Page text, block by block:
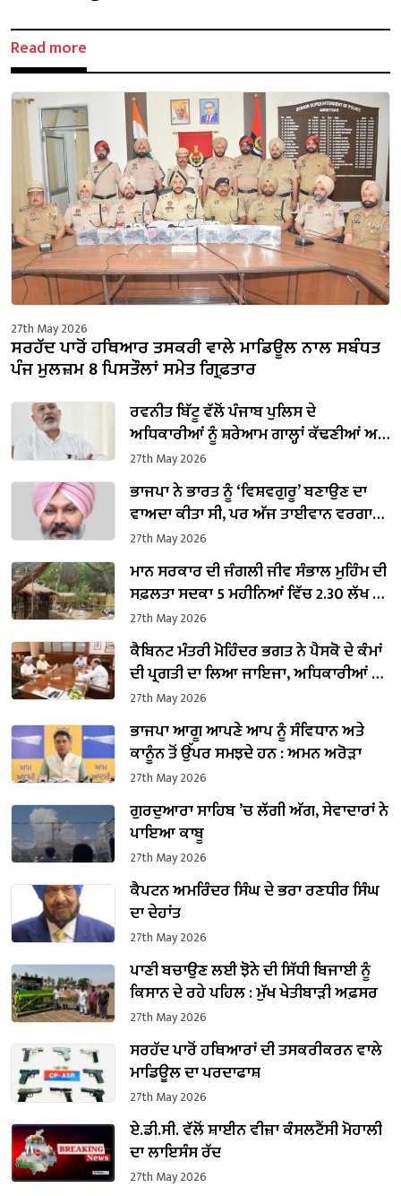
Read more
27th May 2026
ਸਰਹੱਦ ਪਾਰੋਂ ਹਥਿਆਰ ਤਸਕਰੀ ਵਾਲੇ ਮਾਡਿਊਲ ਨਾਲ ਸਬੰਧਤ
ਪੰਜ ਮੁਲਜ਼ਮ 8 ਪਿਸਤੌਲਾਂ ਸਮੇਤ ਗ੍ਰਿਫ਼ਤਾਰ
ਰਵਨੀਤ ਬਿੱਟੂ ਵੱਲੋਂ ਪੰਜਾਬ ਪੁਲਿਸ ਦੇ
ਅਧਿਕਾਰੀਆਂ ਨੂੰ ਸ਼ਰੇਆਮ ਗਾਲ੍ਹਾਂ ਕੱਢਣੀਆਂ ਅਤੇ
ਇੱਕ ਮਹਿਲਾ ਐਸਐਸਪੀ ਨੂੰ ਧਮਕਾਉਣਾ ਬੇਹੱਦ
ਨਿੰਦਣਯੋਗ : ਬਲਤੇਜ ਪੰਨੂ
27th May 2026
ਭਾਜਪਾ ਨੇ ਭਾਰਤ ਨੂੰ ‘ਵਿਸ਼ਵਗੁਰੂ’ ਬਣਾਉਣ ਦਾ
ਵਾਅਦਾ ਕੀਤਾ ਸੀ, ਪਰ ਅੱਜ ਤਾਈਵਾਨ ਵਰਗਾ
ਛੋਟਾ ਜਿਹਾ ਦੇਸ਼ ਨੂੰ ਪਿੱਛੇ ਛੱਡ ਗਿਆ ਹੈ : ਚੀਮਾ
27th May 2026
ਮਾਨ ਸਰਕਾਰ ਦੀ ਜੰਗਲੀ ਜੀਵ ਸੰਭਾਲ ਮੁਹਿੰਮ ਦੀ
ਸਫ਼ਲਤਾ ਸਦਕਾ 5 ਮਹੀਨਿਆਂ ਵਿੱਚ 2.30 ਲੱਖ ਤੋਂ
ਵੱਧ ਸੈਲਾਨੀ ਛੱਤਬੀੜ ਚਿੜੀਆਘਰ ਪਹੁੰਚੇ:
ਕਟਾਰੂਚੱਕ
27th May 2026
ਕੈਬਿਨਟ ਮੰਤਰੀ ਮੋਹਿੰਦਰ ਭਗਤ ਨੇ ਪੈਸਕੋ ਦੇ ਕੰਮਾਂ
ਦੀ ਪ੍ਰਗਤੀ ਦਾ ਲਿਆ ਜਾਇਜਾ, ਅਧਿਕਾਰੀਆਂ ਨੂੰ
ਸਾਬਕਾ ਸੈਨਿਕਾਂ ਲਈ ਰੁਜ਼ਗਾਰ ਦੇ ਬਿਹਤਰ ਮੌਕੇ
ਪ੍ਰਦਾਨ ਕਰਨ ਦੇ ਦਿੱਤੇ ਨਿਰਦੇਸ਼
27th May 2026
ਭਾਜਪਾ ਆਗੂ ਆਪਣੇ ਆਪ ਨੂੰ ਸੰਵਿਧਾਨ ਅਤੇ
ਕਾਨੂੰਨ ਤੋਂ ਉੱਪਰ ਸਮਝਦੇ ਹਨ : ਅਮਨ ਅਰੋੜਾ
27th May 2026
ਗੁਰਦੁਆਰਾ ਸਾਹਿਬ ’ਚ ਲੱਗੀ ਅੱਗ, ਸੇਵਾਦਾਰਾਂ ਨੇ
ਪਾਇਆ ਕਾਬੂ
27th May 2026
ਕੈਪਟਨ ਅਮਰਿੰਦਰ ਸਿੰਘ ਦੇ ਭਰਾ ਰਣਧੀਰ ਸਿੰਘ
ਦਾ ਦੇਹਾਂਤ
27th May 2026
ਪਾਣੀ ਬਚਾਉਣ ਲਈ ਝੋਨੇ ਦੀ ਸਿੱਧੀ ਬਿਜਾਈ ਨੂੰ
ਕਿਸਾਨ ਦੇ ਰਹੇ ਪਹਿਲ : ਮੁੱਖ ਖੇਤੀਬਾੜੀ ਅਫ਼ਸਰ
27th May 2026
ਸਰਹੱਦ ਪਾਰੋਂ ਹਥਿਆਰਾਂ ਦੀ ਤਸਕਰੀਕਰਨ ਵਾਲੇ
ਮਾਡਿਊਲ ਦਾ ਪਰਦਾਫਾਸ਼
27th May 2026
ਏ.ਡੀ.ਸੀ. ਵੱਲੋਂ ਸ਼ਾਈਨ ਵੀਜ਼ਾ ਕੰਸਲਟੈਂਸੀ ਮੋਹਾਲੀ
ਦਾ ਲਾਇਸੰਸ ਰੱਦ
27th May 2026